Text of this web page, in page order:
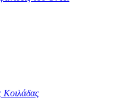
Κοιλάδας